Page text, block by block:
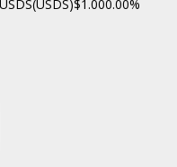
USDS(USDS)$1.000.00%